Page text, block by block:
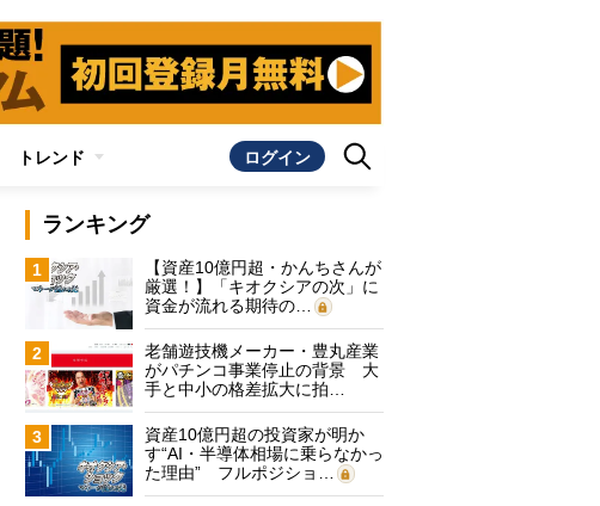
トレンド ログイン
ランキング
1
【資産10億円超・かんちさんが
厳選！】「キオクシアの次」に
資金が流れる期待の…
2
老舗遊技機メーカー・豊丸産業
がパチンコ事業停止の背景 大
手と中小の格差拡大に拍…
3
資産10億円超の投資家が明か
す“AI・半導体相場に乗らなかっ
た理由” フルポジショ…